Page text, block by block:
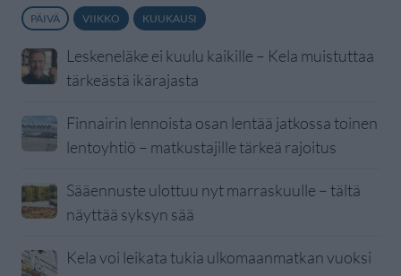
PÄIVÄ VIIKKO KUUKAUSI
Leskeneläke ei kuulu kaikille – Kela muistuttaa
tärkeästä ikärajasta
Finnairin lennoista osan lentää jatkossa toinen
lentoyhtiö – matkustajille tärkeä rajoitus
Sääennuste ulottuu nyt marraskuulle – tältä
näyttää syksyn sää
Kela voi leikata tukia ulkomaanmatkan vuoksi